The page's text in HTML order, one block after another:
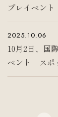
プレイベン
2025.10.06
10月2日、国
ベント スポ